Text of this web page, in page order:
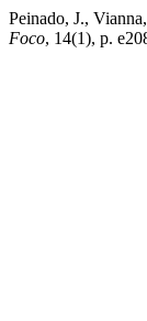
Peinado, J.,
Foco, 14(1), p.